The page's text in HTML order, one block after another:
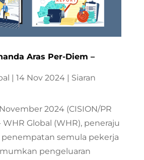
Aras Per-Diem –
14 Nov 2024| Siaran
2024 (CISION/PR
WHR Global (WHR), peneraju
semula pekerja
pengeluaran